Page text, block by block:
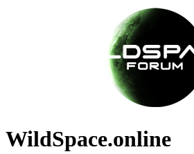
WildSpace.online